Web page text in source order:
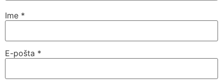
Ime *
E-pošta *